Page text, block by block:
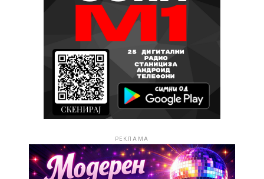
Музеи, галерии, културни институции и отворени
сцени се претвораат во вистински центри на
уметноста. Посебен шарм и оваа година има Старата
скопска чаршија, каде што фестивалските содржини
добиваат уникатна атмосфера и привлекуваат
бројни посетители.
И покрај богатата и разновидна програма, има
граѓани кои сè уште не се информирани дека
начин да ги поминете топлите летни вечери,
„Скопско лето“ е вистинскиот избор. Без разлика
дали сте љубител на класичната музика, театарот,
РЕКЛАМА